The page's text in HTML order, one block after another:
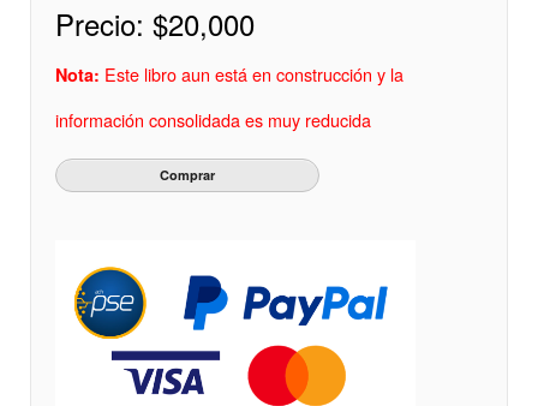
Precio: $20,000
Nota: Este libro aun está en construcción y la
información consolidada es muy reducida